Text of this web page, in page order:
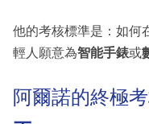
他的考核標準是：如何
輕人願意為智能手錶或
阿爾諾的終極考